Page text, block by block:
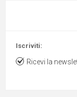
Iscriviti:
Ricevi la